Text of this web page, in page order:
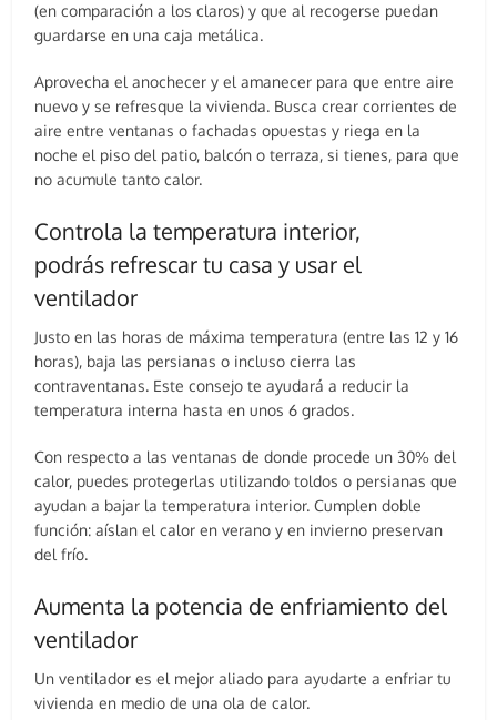
(en comparación a los claros) y que al recogerse puedan
guardarse en una caja metálica.
Aprovecha el anochecer y el amanecer para que entre aire
nuevo y se refresque la vivienda. Busca crear corrientes de
aire entre ventanas o fachadas opuestas y riega en la
noche el piso del patio, balcón o terraza, si tienes, para que
no acumule tanto calor.
Controla la temperatura interior,
podrás refrescar tu casa y usar el
ventilador
Justo en las horas de máxima temperatura (entre las 12 y 16
horas), baja las persianas o incluso cierra las
contraventanas. Este consejo te ayudará a reducir la
temperatura interna hasta en unos 6 grados.
Con respecto a las ventanas de donde procede un 30% del
calor, puedes protegerlas utilizando toldos o persianas que
ayudan a bajar la temperatura interior. Cumplen doble
función: aíslan el calor en verano y en invierno preservan
del frío.
Aumenta la potencia de enfriamiento del
ventilador
Un ventilador es el mejor aliado para ayudarte a enfriar tu
vivienda en medio de una ola de calor.